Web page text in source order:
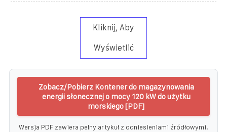
Kliknij, Aby
Wyświetlić
Zobacz/Pobierz Kontener do magazynowania
energii słonecznej o mocy 120 kW do użytku
morskiego [PDF]
Wersja PDF zawiera pełny artykuł z odniesieniami źródłowymi.